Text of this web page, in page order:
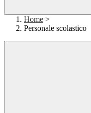
Home >
Personale scolastico